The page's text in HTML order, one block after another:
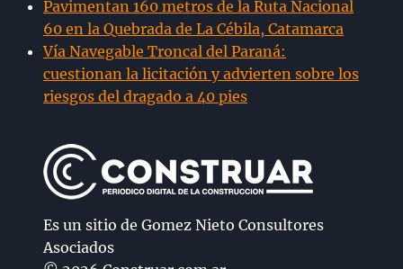
Pavimentan 160 metros de la Ruta Nacional
60 en la Quebrada de La Cébila, Catamarca
Vía Navegable Troncal del Paraná:
cuestionan la licitación y advierten sobre los
riesgos del dragado a 40 pies
Es un sitio de Gomez Nieto Consultores
Asociados